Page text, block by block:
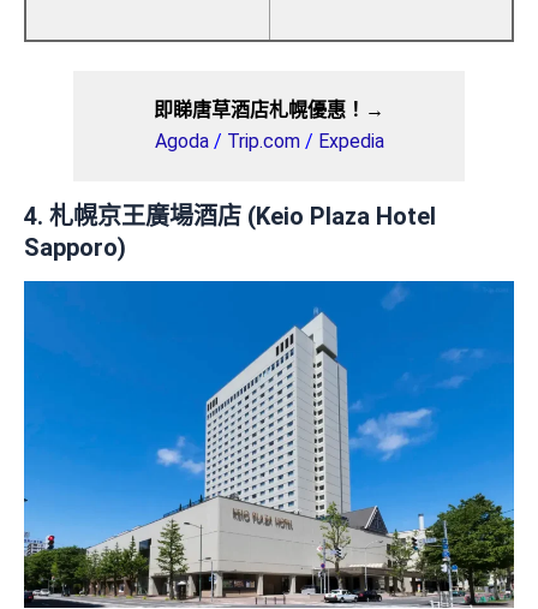
即睇唐草酒店札幌優惠！→
Agoda/ Trip.com/ Expedia
4. 札幌京王廣場酒店 (Keio Plaza Hotel
Sapporo)